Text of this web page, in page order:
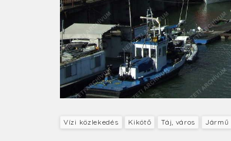
Vízi közlekedés Kikötő Táj, város Jármű